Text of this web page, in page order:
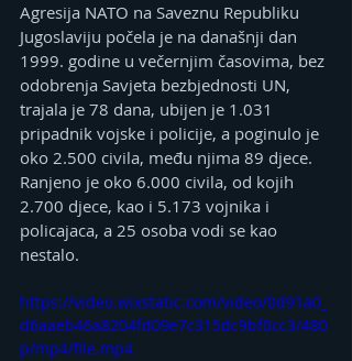
Agresija NATO na Saveznu Republiku
Jugoslaviju počela je na današnji dan
1999. godine u večernjim časovima, bez
odobrenja Savjeta bezbjednosti UN,
trajala je 78 dana, ubijen je 1.031
pripadnik vojske i policije, a poginulo je
oko 2.500 civila, među njima 89 djece.
Ranjeno je oko 6.000 civila, od kojih
2.700 djece, kao i 5.173 vojnika i
policajaca, a 25 osoba vodi se kao
nestalo.
https://video.wixstatic.com/video/0d91a0_
d6aaeb46a8204fd09e7c315dc9bf0cc3/480
p/mp4/file.mp4